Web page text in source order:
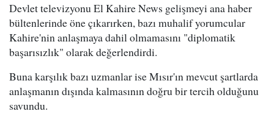
Devlet televizyonu El Kahire News gelişmeyi ana haber
bültenlerinde öne çıkarırken, bazı muhalif yorumcular
Kahire'nin anlaşmaya dahil olmamasını "diplomatik
başarısızlık" olarak değerlendirdi.
Buna karşılık bazı uzmanlar ise Mısır'ın mevcut şartlarda
anlaşmanın dışında kalmasının doğru bir tercih olduğunu
savundu.